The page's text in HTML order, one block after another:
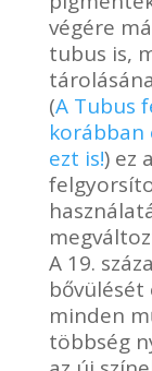
végére
tubus is,
(A Tubus
korábban
ezt is!) ez
A 19.
bővülését
minden
többség